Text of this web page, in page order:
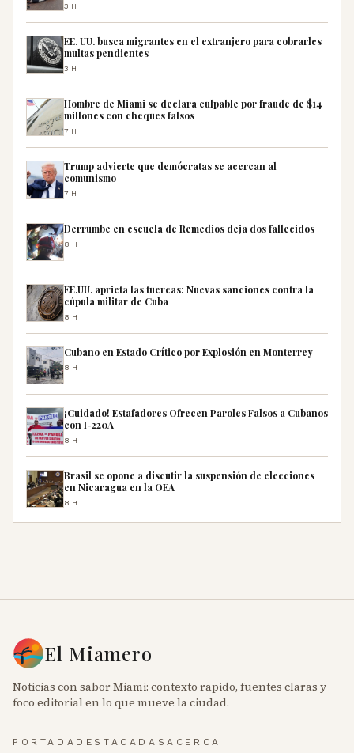
3H
EE. UU. busca migrantes en el extranjero para cobrarles
multas pendientes
3H
Hombre de Miami se declara culpable por fraude de $14
millones con cheques falsos
7H
Trump advierte que demócratas se acercan al
comunismo
7H
Derrumbe en escuela de Remedios deja dos fallecidos
8H
EE.UU. aprieta las tuercas: Nuevas sanciones contra la
cúpula militar de Cuba
8H
Cubano en Estado Crítico por Explosión en Monterrey
8H
¡Cuidado! Estafadores Ofrecen Paroles Falsos a Cubanos
con I-220A
8H
Brasil se opone a discutir la suspensión de elecciones
en Nicaragua en la OEA
8H
El Miamero
Noticias con sabor Miami: contexto rapido, fuentes claras y
foco editorial en lo que mueve la ciudad.
PORTADA DESTACADASACERCA